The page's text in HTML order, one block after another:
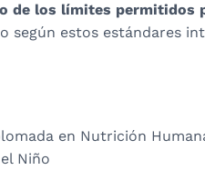
de los límites permitidos
según estos estándares
en Nutrición
Niño